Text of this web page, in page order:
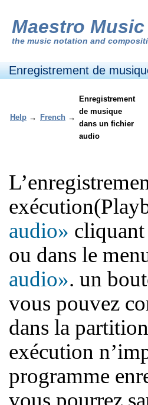
Maestro
the music notation and
Enregistrement de
Help → French →
Enregistrement
de musique
dans un fichier
audio
audio» cliquant
ou dans le
audio». un
vous pouvez
dans la
exécution
programme
vous pourrez